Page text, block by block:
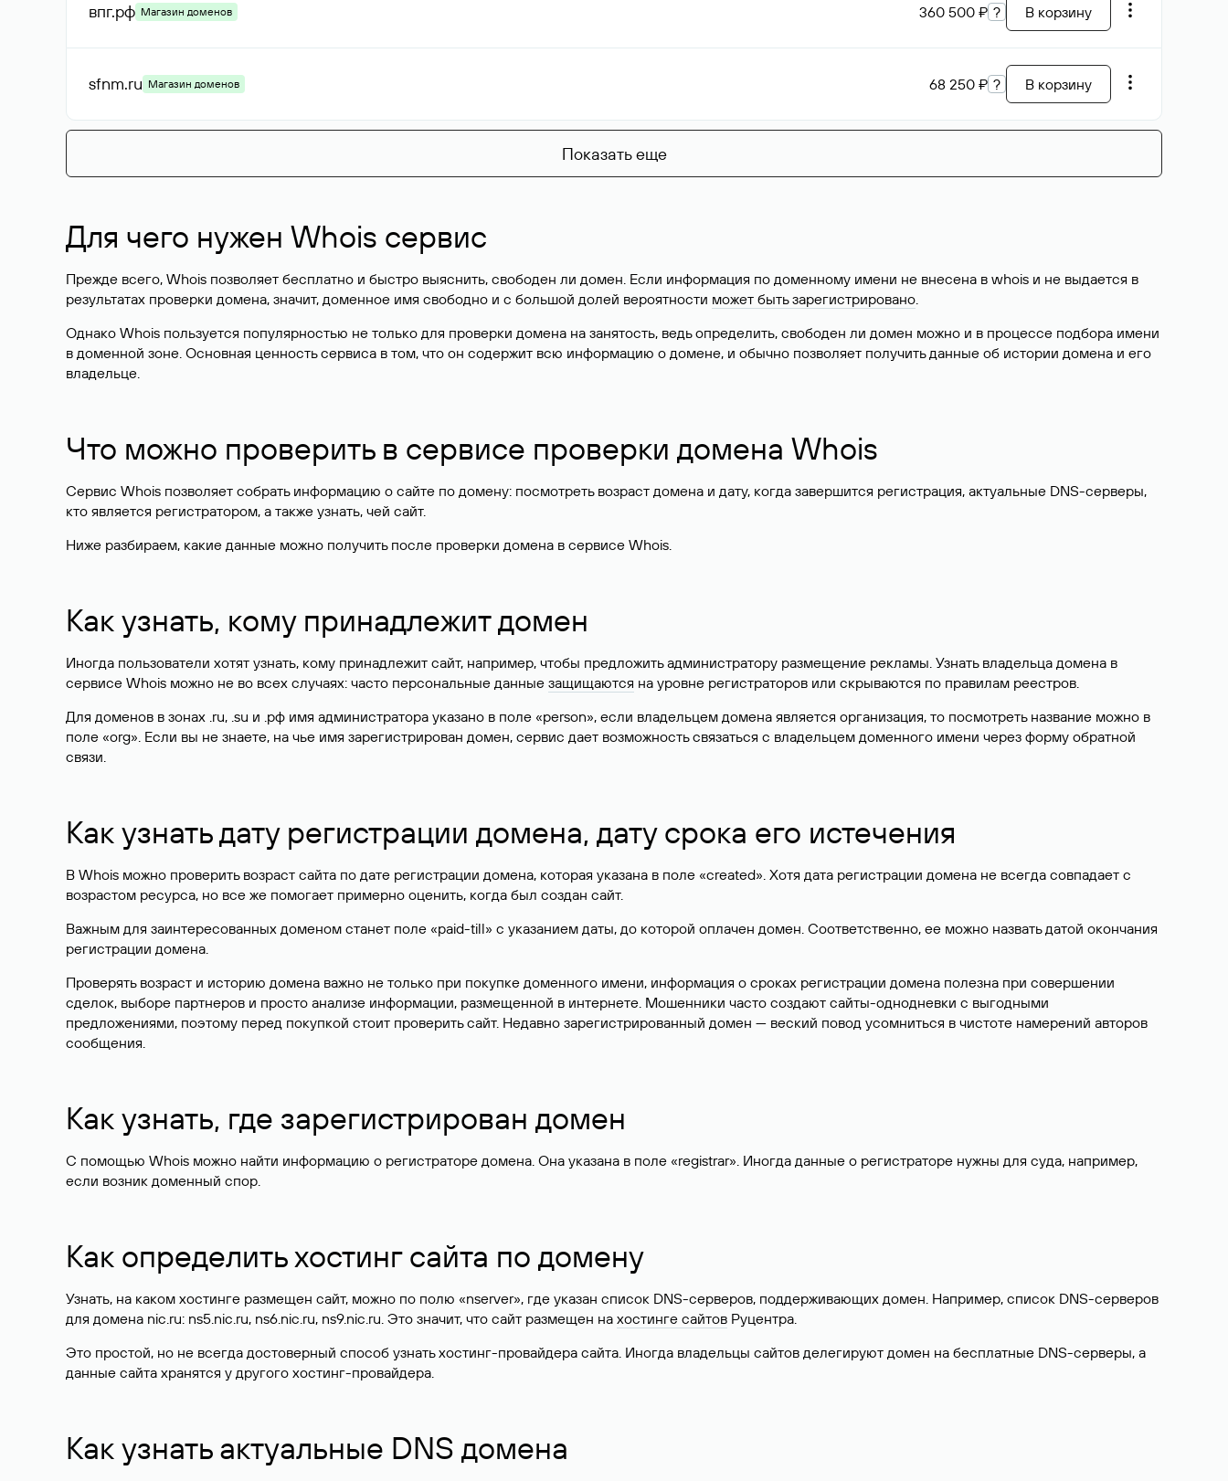
впг.рф Магазин доменов 360 500 ₽ ? В корзину
sfnm.ru Магазин доменов 68 250 ₽ ? В корзину
Показать еще
Для чего нужен Whois сервис
Прежде всего, Whois позволяет бесплатно и быстро выяснить, свободен ли домен. Если информация по доменному имени не внесена в whois и не выдается в
результатах проверки домена, значит, доменное имя свободно и с большой долей вероятности может быть зарегистрировано.
Однако Whois пользуется популярностью не только для проверки домена на занятость, ведь определить, свободен ли домен можно и в процессе подбора имени
в доменной зоне. Основная ценность сервиса в том, что он содержит всю информацию о домене, и обычно позволяет получить данные об истории домена и его
владельце.
Что можно проверить в сервисе проверки домена Whois
Сервис Whois позволяет собрать информацию о сайте по домену: посмотреть возраст домена и дату, когда завершится регистрация, актуальные DNS-серверы,
кто является регистратором, а также узнать, чей сайт.
Ниже разбираем, какие данные можно получить после проверки домена в сервисе Whois.
Как узнать, кому принадлежит домен
Иногда пользователи хотят узнать, кому принадлежит сайт, например, чтобы предложить администратору размещение рекламы. Узнать владельца домена в
сервисе Whois можно не во всех случаях: часто персональные данные защищаются на уровне регистраторов или скрываются по правилам реестров.
Для доменов в зонах .ru, .su и .рф имя администратора указано в поле «person», если владельцем домена является организация, то посмотреть название можно в
поле «org». Если вы не знаете, на чье имя зарегистрирован домен, сервис дает возможность связаться с владельцем доменного имени через форму обратной
связи.
Как узнать дату регистрации домена, дату срока его истечения
В Whois можно проверить возраст сайта по дате регистрации домена, которая указана в поле «created». Хотя дата регистрации домена не всегда совпадает с
возрастом ресурса, но все же помогает примерно оценить, когда был создан сайт.
Важным для заинтересованных доменом станет поле «paid-till» с указанием даты, до которой оплачен домен. Соответственно, ее можно назвать датой окончания
регистрации домена.
Проверять возраст и историю домена важно не только при покупке доменного имени, информация о сроках регистрации домена полезна при совершении
сделок, выборе партнеров и просто анализе информации, размещенной в интернете. Мошенники часто создают сайты-однодневки с выгодными
предложениями, поэтому перед покупкой стоит проверить сайт. Недавно зарегистрированный домен — веский повод усомниться в чистоте намерений авторов
сообщения.
Как узнать, где зарегистрирован домен
С помощью Whois можно найти информацию о регистраторе домена. Она указана в поле «registrar». Иногда данные о регистраторе нужны для суда, например,
если возник доменный спор.
Как определить хостинг сайта по домену
Узнать, на каком хостинге размещен сайт, можно по полю «nserver», где указан список DNS-серверов, поддерживающих домен. Например, список DNS-серверов
для домена nic.ru: ns5.nic.ru, ns6.nic.ru, ns9.nic.ru. Это значит, что сайт размещен на хостинге сайтов Руцентра.
Это простой, но не всегда достоверный способ узнать хостинг-провайдера сайта. Иногда владельцы сайтов делегируют домен на бесплатные DNS-серверы, а
данные сайта хранятся у другого хостинг-провайдера.
Как узнать актуальные DNS домена